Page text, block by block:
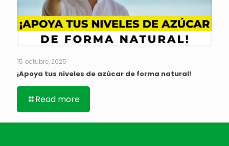
15 octubre, 2025
¡Apoya tus niveles de azúcar de forma natural!
Read more